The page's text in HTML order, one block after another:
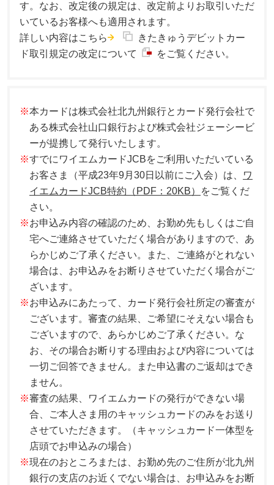
す。なお、改定後の規定は、改定前よりお取引いただ
いているお客様へも適用されます。
詳しい内容はこちら
きたきゅうデビットカー
ド取引規定の改定について
をご覧ください。
※本カードは株式会社北九州銀行とカード発行会社で
ある株式会社山口銀行および株式会社ジェーシービ
ーが提携して発行いたします。
※すでにワイエムカードJCBをご利用いただいている
お客さま（平成23年9月30日以前にご入会）は、
ワ
イエムカードJCB特約（PDF：20KB）
をご覧くだ
さい。
※お申込み内容の確認のため、お勤め先もしくはご自
宅へご連絡させていただく場合がありますので、あ
らかじめご了承ください。また、ご連絡がとれない
場合は、お申込みをお断りさせていただく場合がご
ざいます。
※お申込みにあたって、カード発行会社所定の審査が
ございます。審査の結果、ご希望にそえない場合も
ございますので、あらかじめご了承ください。な
お、その場合お断りする理由および内容については
一切ご回答できません。また申込書のご返却はでき
ません。
※審査の結果、ワイエムカードの発行ができない場
合、ご本人さま用のキャッシュカードのみをお送り
させていただきます。（キャッシュカード一体型を
店頭でお申込みの場合）
※現在のおところまたは、お勤め先のご住所が北九州
銀行の支店のお近くでない場合は、お申込みをお断